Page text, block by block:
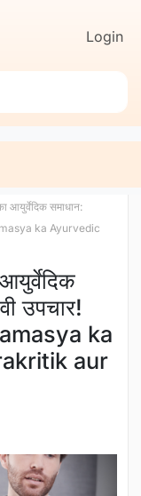
Login
आयुर्वेदिक समाधान:
ka Ayurvedic
उपचार!
ka
aur